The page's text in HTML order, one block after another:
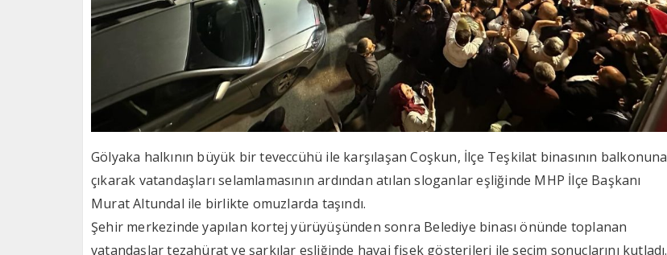
Gölyaka halkının büyük bir teveccühü ile karşılaşan Coşkun, İlçe Teşkilat binasının balkonuna
çıkarak vatandaşları selamlamasının ardından atılan sloganlar eşliğinde MHP İlçe Başkanı
Murat Altundal ile birlikte omuzlarda taşındı.
Şehir merkezinde yapılan kortej yürüyüşünden sonra Belediye binası önünde toplanan
vatandaşlar tezahürat ve şarkılar eşliğinde havai fişek gösterileri ile seçim sonuçlarını kutladı.